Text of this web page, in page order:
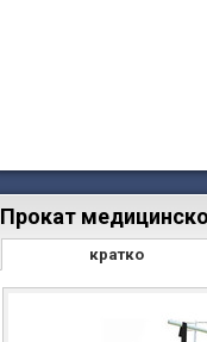
Прокат
кратко